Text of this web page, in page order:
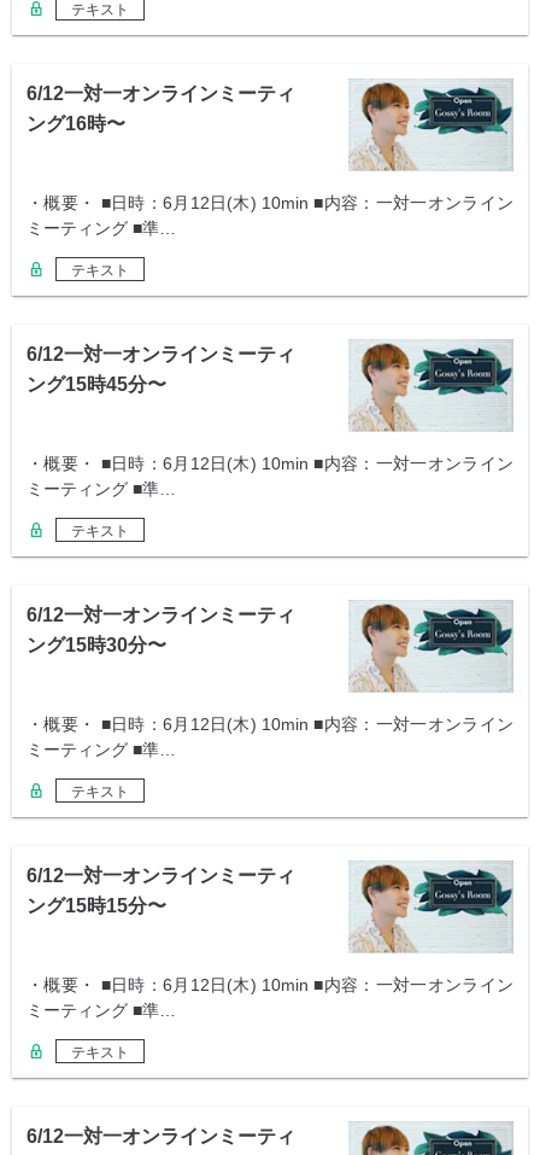
テキスト
6/12一対一オンラインミーティ
ング16時〜
・概要・ ■日時：6月12日(木) 10min ■内容：一対一オンライン
ミーティング ■準…
テキスト
6/12一対一オンラインミーティ
ング15時45分〜
・概要・ ■日時：6月12日(木) 10min ■内容：一対一オンライン
ミーティング ■準…
テキスト
6/12一対一オンラインミーティ
ング15時30分〜
・概要・ ■日時：6月12日(木) 10min ■内容：一対一オンライン
ミーティング ■準…
テキスト
6/12一対一オンラインミーティ
ング15時15分〜
・概要・ ■日時：6月12日(木) 10min ■内容：一対一オンライン
ミーティング ■準…
テキスト
6/12一対一オンラインミーティ